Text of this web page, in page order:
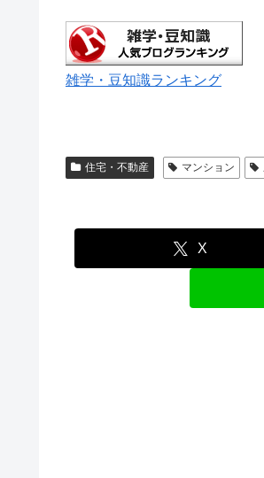
雑学・豆知識ランキング
住宅・不動産 マンション
X